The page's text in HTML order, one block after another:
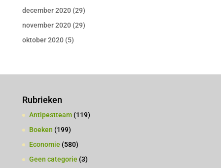
december 2020(29)
november 2020(29)
oktober 2020(5)
Rubrieken
Antipestteam(119)
Boeken (199)
Economie (580)
Geen categorie (3)